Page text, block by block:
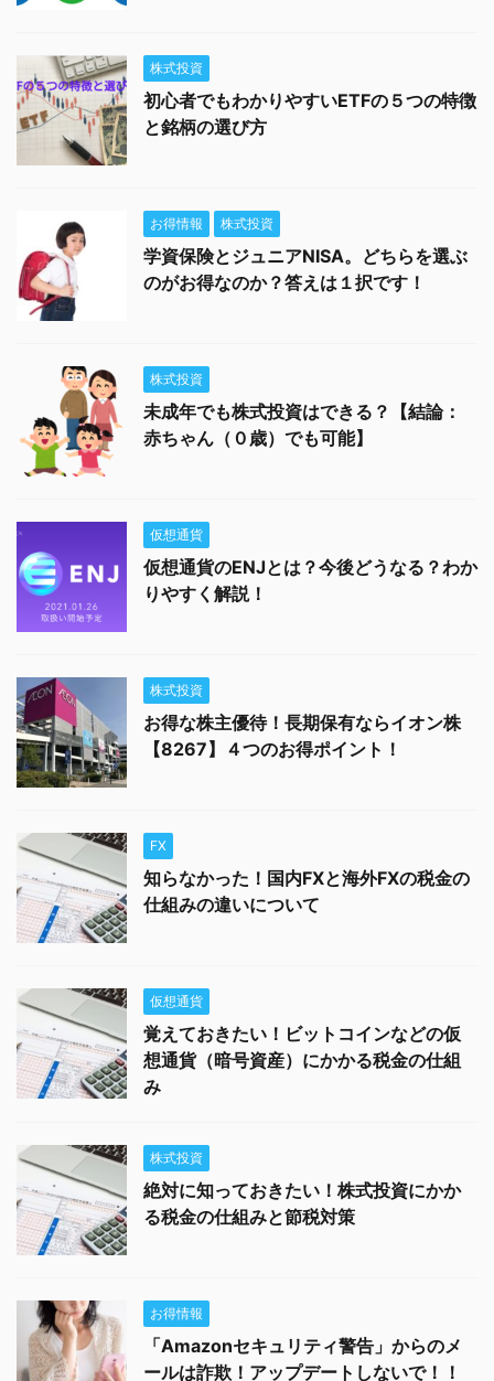
株式投資
初心者でもわかりやすいETFの５つの特徴
と銘柄の選び方
お得情報 株式投資
学資保険とジュニアNISA。どちらを選ぶ
のがお得なのか？答えは１択です！
株式投資
未成年でも株式投資はできる？【結論：
赤ちゃん（０歳）でも可能】
仮想通貨
仮想通貨のENJとは？今後どうなる？わか
りやすく解説！
株式投資
お得な株主優待！長期保有ならイオン株
【8267】４つのお得ポイント！
FX
知らなかった！国内FXと海外FXの税金の
仕組みの違いについて
仮想通貨
覚えておきたい！ビットコインなどの仮
想通貨（暗号資産）にかかる税金の仕組
み
株式投資
絶対に知っておきたい！株式投資にかか
る税金の仕組みと節税対策
お得情報
「Amazonセキュリティ警告」からのメ
ールは詐欺！アップデートしないで！！